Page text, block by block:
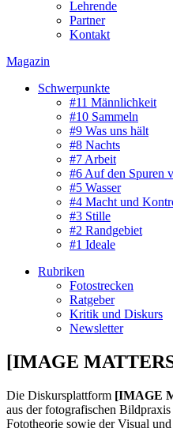
Lehrende
Partner
Kontakt
Magazin
Schwerpunkte
#11 Männlichkeit
#10 Sammeln
#9 Was uns hält
#8 Nachts
#7 Arbeit
#6 Auf den Spuren
#5 Wasser
#4 Macht und
#3 Stille
#2 Randgebiet
#1 Ideale
Rubriken
Fotostrecken
Ratgeber
Kritik und Diskurs
Newsletter
[IMAGE
Die Diskursplattform [IMAGE
aus der fotografischen
Fototheorie sowie der Visual